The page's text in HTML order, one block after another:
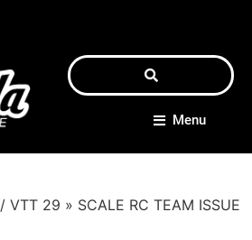
Menu
/ VTT 29 » SCALE RC TEAM ISSUE